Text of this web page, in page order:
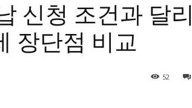
신청 조건과 달리
장단점 비교
52